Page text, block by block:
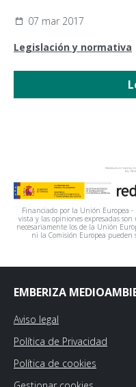
07 mar 2017
Legislación y normativa
Financiado por la Unión Europea -
vista y las opiniones expresadas
necesariamente los de la Unión
ni la Comisión Europea pueden
EMBERIZA
Aviso legal
Política de Privacidad
Política de cookies